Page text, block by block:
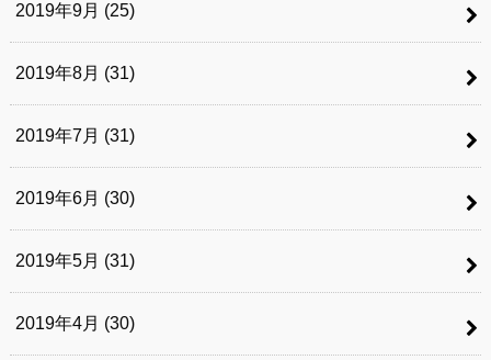
2019年9月 (25)
2019年8月 (31)
2019年7月 (31)
2019年6月 (30)
2019年5月 (31)
2019年4月 (30)